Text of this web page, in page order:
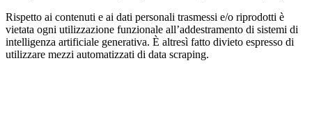
Rispetto ai contenuti e ai dati personali trasmessi e/o riprodotti è
vietata ogni utilizzazione funzionale all’addestramento di sistemi di
intelligenza artificiale generativa. È altresì fatto divieto espresso di
utilizzare mezzi automatizzati di data scraping.